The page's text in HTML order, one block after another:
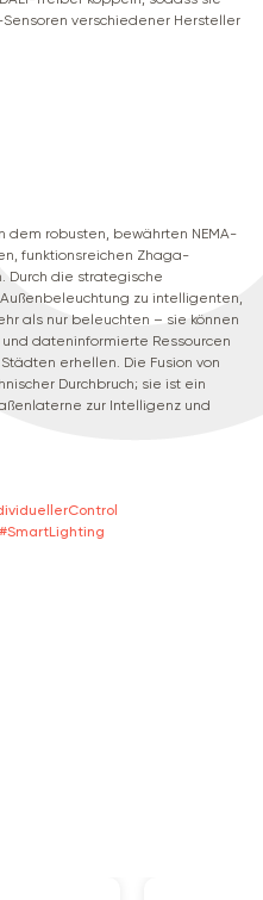
verschiedener Hersteller
dem robusten, bewährten NEMA-
funktionsreichen Zhaga-
Durch die strategische
zu intelligenten,
als nur beleuchten – sie können
dateninformierte Ressourcen
erhellen. Die Fusion von
Durchbruch; sie ist ein
zur Intelligenz und
#SmartLighting